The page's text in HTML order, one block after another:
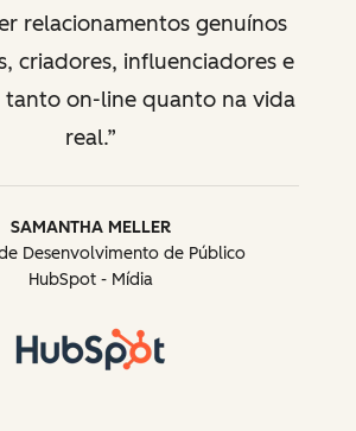
relacionamentos genuínos
criadores, influenciadores e
tanto on-line quanto na vida
real.
SAMANTHA MELLER
Desenvolvimento de Público
HubSpot - Mídia